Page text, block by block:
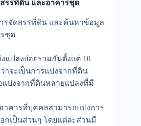
รรที่ดิน และอาคารชุด
รจัดสรรที่ดิน และค้นหาข้อมูล
ชุด
แปลงย่อยรวมกันตั้งแต่ 10
าจะเป็นการแบ่งจากที่ดิน
แบ่งจากที่ดินหลายแปลงที่มี
าคารที่บุคคลสามารถแบ่งการ
กเป็นส่วนๆ โดยแต่ละส่วนมี